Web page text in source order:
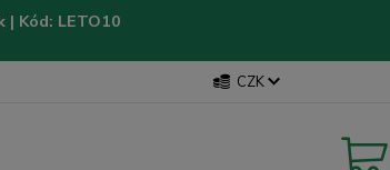
| Kód: LETO10
CZK